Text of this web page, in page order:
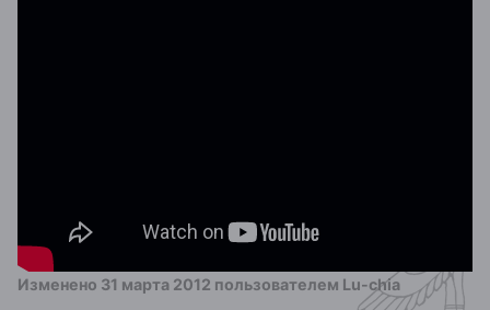
Изменено 31 марта 2012 пользователем Lu-chia